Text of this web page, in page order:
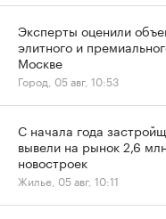
Эксперты оценили
элитного и
Москве
Город, 05 авг, 10:53
С начала года
вывели на рынок 2,6
новостроек
Жилье, 05 авг, 10:11